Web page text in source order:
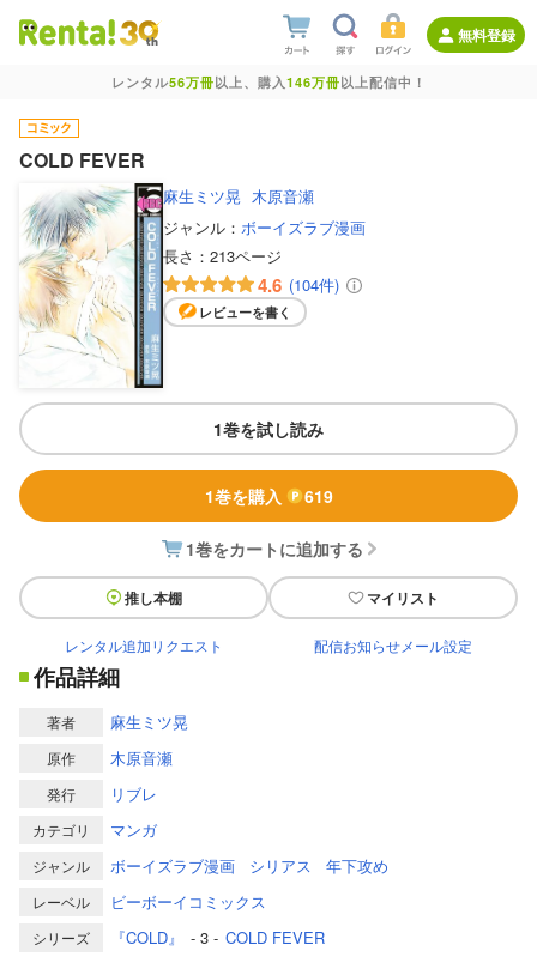
無料登録
レンタル56万冊以上、購入146万冊以上配信中！
COLD FEVER
麻生ミツ晃 木原音瀬
ジャンル： ボーイズラブ漫画
長さ： 213ページ
4.6 (104件)
レビューを書く
1巻を試し読み
1巻を購入 619
1巻をカートに追加する
推し本棚 マイリスト
レンタル追加リクエスト 配信お知らせメール設定
作品詳細
著者 麻生ミツ晃
原作 木原音瀬
発行 リブレ
カテゴリ マンガ
ジャンル ボーイズラブ漫画 シリアス 年下攻め
レーベル ビーボーイコミックス
シリーズ 『COLD』 - 3 - COLD FEVER